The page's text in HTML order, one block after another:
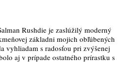
Rushdie je zaslúžilý moderný
základni mojich obľúbených
vyhliadam s radosťou pri zvýšenej
aj v prípade ostatného prírastku s